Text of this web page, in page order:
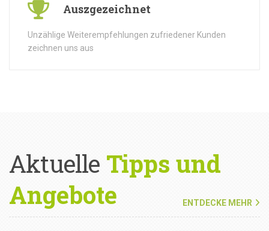
Auszgezeichnet
Unzählige Weiterempfehlungen zufriedener Kunden
zeichnen uns aus
Aktuelle Tipps und
Angebote
ENTDECKE MEHR